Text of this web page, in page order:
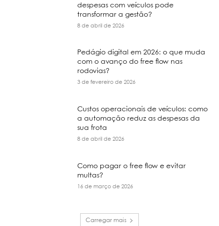
despesas com veículos pode
transformar a gestão?
8 de abril de 2026
Pedágio digital em 2026: o que muda
com o avanço do free flow nas
rodovias?
3 de fevereiro de 2026
Custos operacionais de veículos: como
a automação reduz as despesas da
sua frota
8 de abril de 2026
Como pagar o free flow e evitar
multas?
16 de março de 2026
Carregar mais